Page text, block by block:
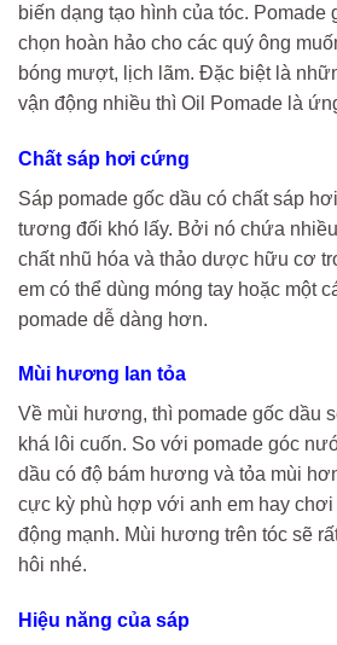
biến dạng tạo hình của tóc. Pomade
chọn hoàn hảo cho các quý ông
bóng mượt, lịch lãm. Đặc biệt là
vận động nhiều thì Oil Pomade là
Chất sáp hơi cứng
Sáp pomade gốc dầu có chất sáp
tương đối khó lấy. Bởi nó chứa
chất nhũ hóa và thảo dược hữu cơ
em có thể dùng móng tay hoặc một
pomade dễ dàng hơn.
Mùi hương lan tỏa
Về mùi hương, thì pomade gốc dầu
khá lôi cuốn. So với pomade góc
dầu có độ bám hương và tỏa mùi
cực kỳ phù hợp với anh em hay chơi
động mạnh. Mùi hương trên tóc sẽ
hôi nhé.
Hiệu năng của sáp